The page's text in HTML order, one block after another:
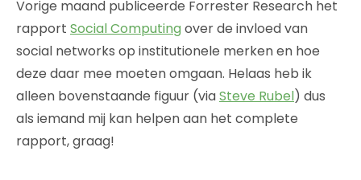
Vorige maand publiceerde Forrester Research het
rapport Social Computing over de invloed van
social networks op institutionele merken en hoe
deze daar mee moeten omgaan. Helaas heb ik
alleen bovenstaande figuur (viaSteve Rubel) dus
als iemand mij kan helpen aan het complete
rapport, graag!